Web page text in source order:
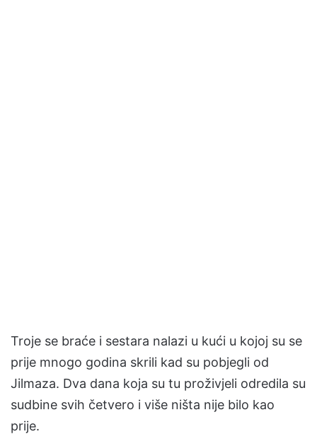
Troje se braće i sestara nalazi u kući u kojoj su se
prije mnogo godina skrili kad su pobjegli od
Jilmaza. Dva dana koja su tu proživjeli odredila su
sudbine svih četvero i više ništa nije bilo kao
prije.